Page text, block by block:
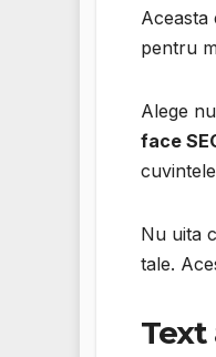
Aceasta
pentru
Alege
face
Nu uita
tale.